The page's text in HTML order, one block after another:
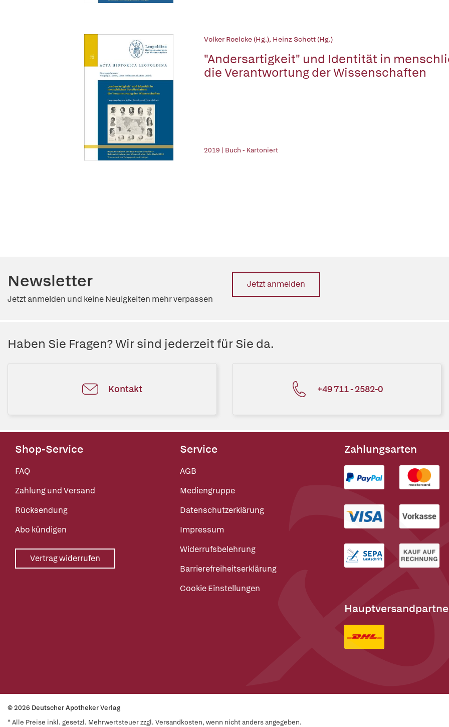
Volker Roelcke (Hg.), Heinz Schott (Hg.)
"Andersartigkeit" und Identität in
die Verantwortung der Wissenschaften
2019 | Buch - Kartoniert
Newsletter
Jetzt anmelden und keine Neuigkeiten mehr verpassen
Jetzt anmelden
Haben Sie Fragen? Wir sind jederzeit für Sie da.
Kontakt +49 711 - 2582-0
Shop-Service
FAQ
Zahlung und Versand
Rücksendung
Abo kündigen
Vertrag widerrufen
Service
AGB
Mediengruppe
Datenschutzerklärung
Impressum
Widerrufsbelehrung
Barrierefreiheitserklärung
Cookie Einstellungen
Zahlungsarten
© 2026 Deutscher Apotheker Verlag
* Alle Preise inkl. gesetzl. Mehrwertsteuer zzgl. Versandkosten, wenn nicht anders angegeben.